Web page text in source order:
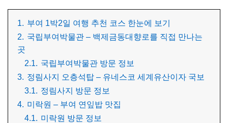
1. 부여 1박2일 여행 추천 코스 한눈에 보기
2. 국립부여박물관 – 백제금동대향로를 직접 만나는
곳
2.1. 국립부여박물관 방문 정보
3. 정림사지 오층석탑 – 유네스코 세계유산이자 국보
3.1. 정림사지 방문 정보
4. 미락원 – 부여 연잎밥 맛집
4.1. 미락원 방문 정보